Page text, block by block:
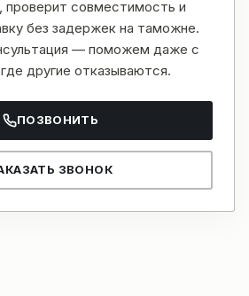
проверит совместимость и
без задержек на таможне.
— поможем даже с
другие отказываются.
ПОЗВОНИТЬ
ЗВОНОК